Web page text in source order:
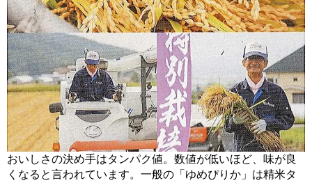
おいしさの決め手はタンパク値。数値が低いほど、味が良
くなると言われています。一般の「ゆめぴりか」は精米タ